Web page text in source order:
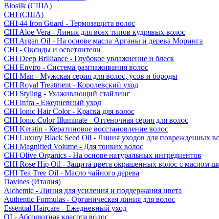
Biosilk (США)
CHI (США)
CHI 44 Iron Guard - Термозащита волос
CHI Aloe Vera - Линия для всех типов кудрявых волос
CHI Argan Oil - На основе масла Арганы и дерева Моринга
CHI - Оксиды и осветлители
CHI Deep Brilliance - Глубокое увлажнение и блеск
CHI Enviro - Система разглаживания волос
CHI Man - Мужская серия для волос, усов и бороды
CHI Royal Treatment - Королевский уход
CHI Styling - Ухаживающий стайлинг
CHI Infra - Ежедневный уход
CHI Ionic Hair Color - Краска для волос
CHI Ionic Color Illuminate - Оттеночная серия для волос
CHI Keratin - Кератиновое восстановление волос
CHI Luxury Black Seed Oil - Линия уходов для поврежденных
CHI Magnified Volume - Для тонких волос
CHI Olive Organics - На основе натуральных ингредиентов
CHI Rose Hip Oil - Защита цвета окрашенных волос с маслом
CHI Tea Tree Oil - Масло чайного дерева
Davines (Италия)
Alchemic - Линия для усиления и поддержания цвета
Authentic Formulas - Органическая линия для волос
Essential Haircare - Eжедневный уход
OI - Абсолютная красота волос